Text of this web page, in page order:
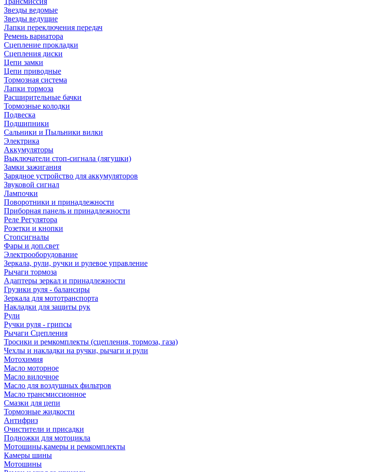
Звезды ведомые
Звезды ведущие
Лапки переключения передач
Ремень вариатора
Сцепление прокладки
Сцепления диски
Цепи замки
Цепи приводные
Тормозная система
Лапки тормоза
Расширительные бачки
Тормозные колодки
Подвеска
Подшипники
Сальники и Пыльники вилки
Электрика
Аккумуляторы
Выключатели стоп-сигнала (лягушки)
Замки зажигания
Зарядное устройство для аккумуляторов
Звуковой сигнал
Лампочки
Поворотники и принадлежности
Приборная панель и принадлежности
Реле Регулятора
Розетки и кнопки
Стопсигналы
Фары и доп.свет
Электрооборудование
Зеркала, рули, ручки и рулевое управление
Рычаги тормоза
Адаптеры зеркал и принадлежности
Грузики руля - балансиры
Зеркала для мототранспорта
Накладки для защиты рук
Рули
Ручки руля - грипсы
Рычаги Сцепления
Тросики и ремкомплекты (сцепления, тормоза, газа)
Чехлы и накладки на ручки, рычаги и рули
Мотохимия
Масло моторное
Масло вилочное
Масло для воздушных фильтров
Масло трансмиссионное
Смазки для цепи
Тормозные жидкости
Антифриз
Очистители и присадки
Подножки для мотоцикла
Мотошины,камеры и ремкомплекты
Камеры шины
Мотошины